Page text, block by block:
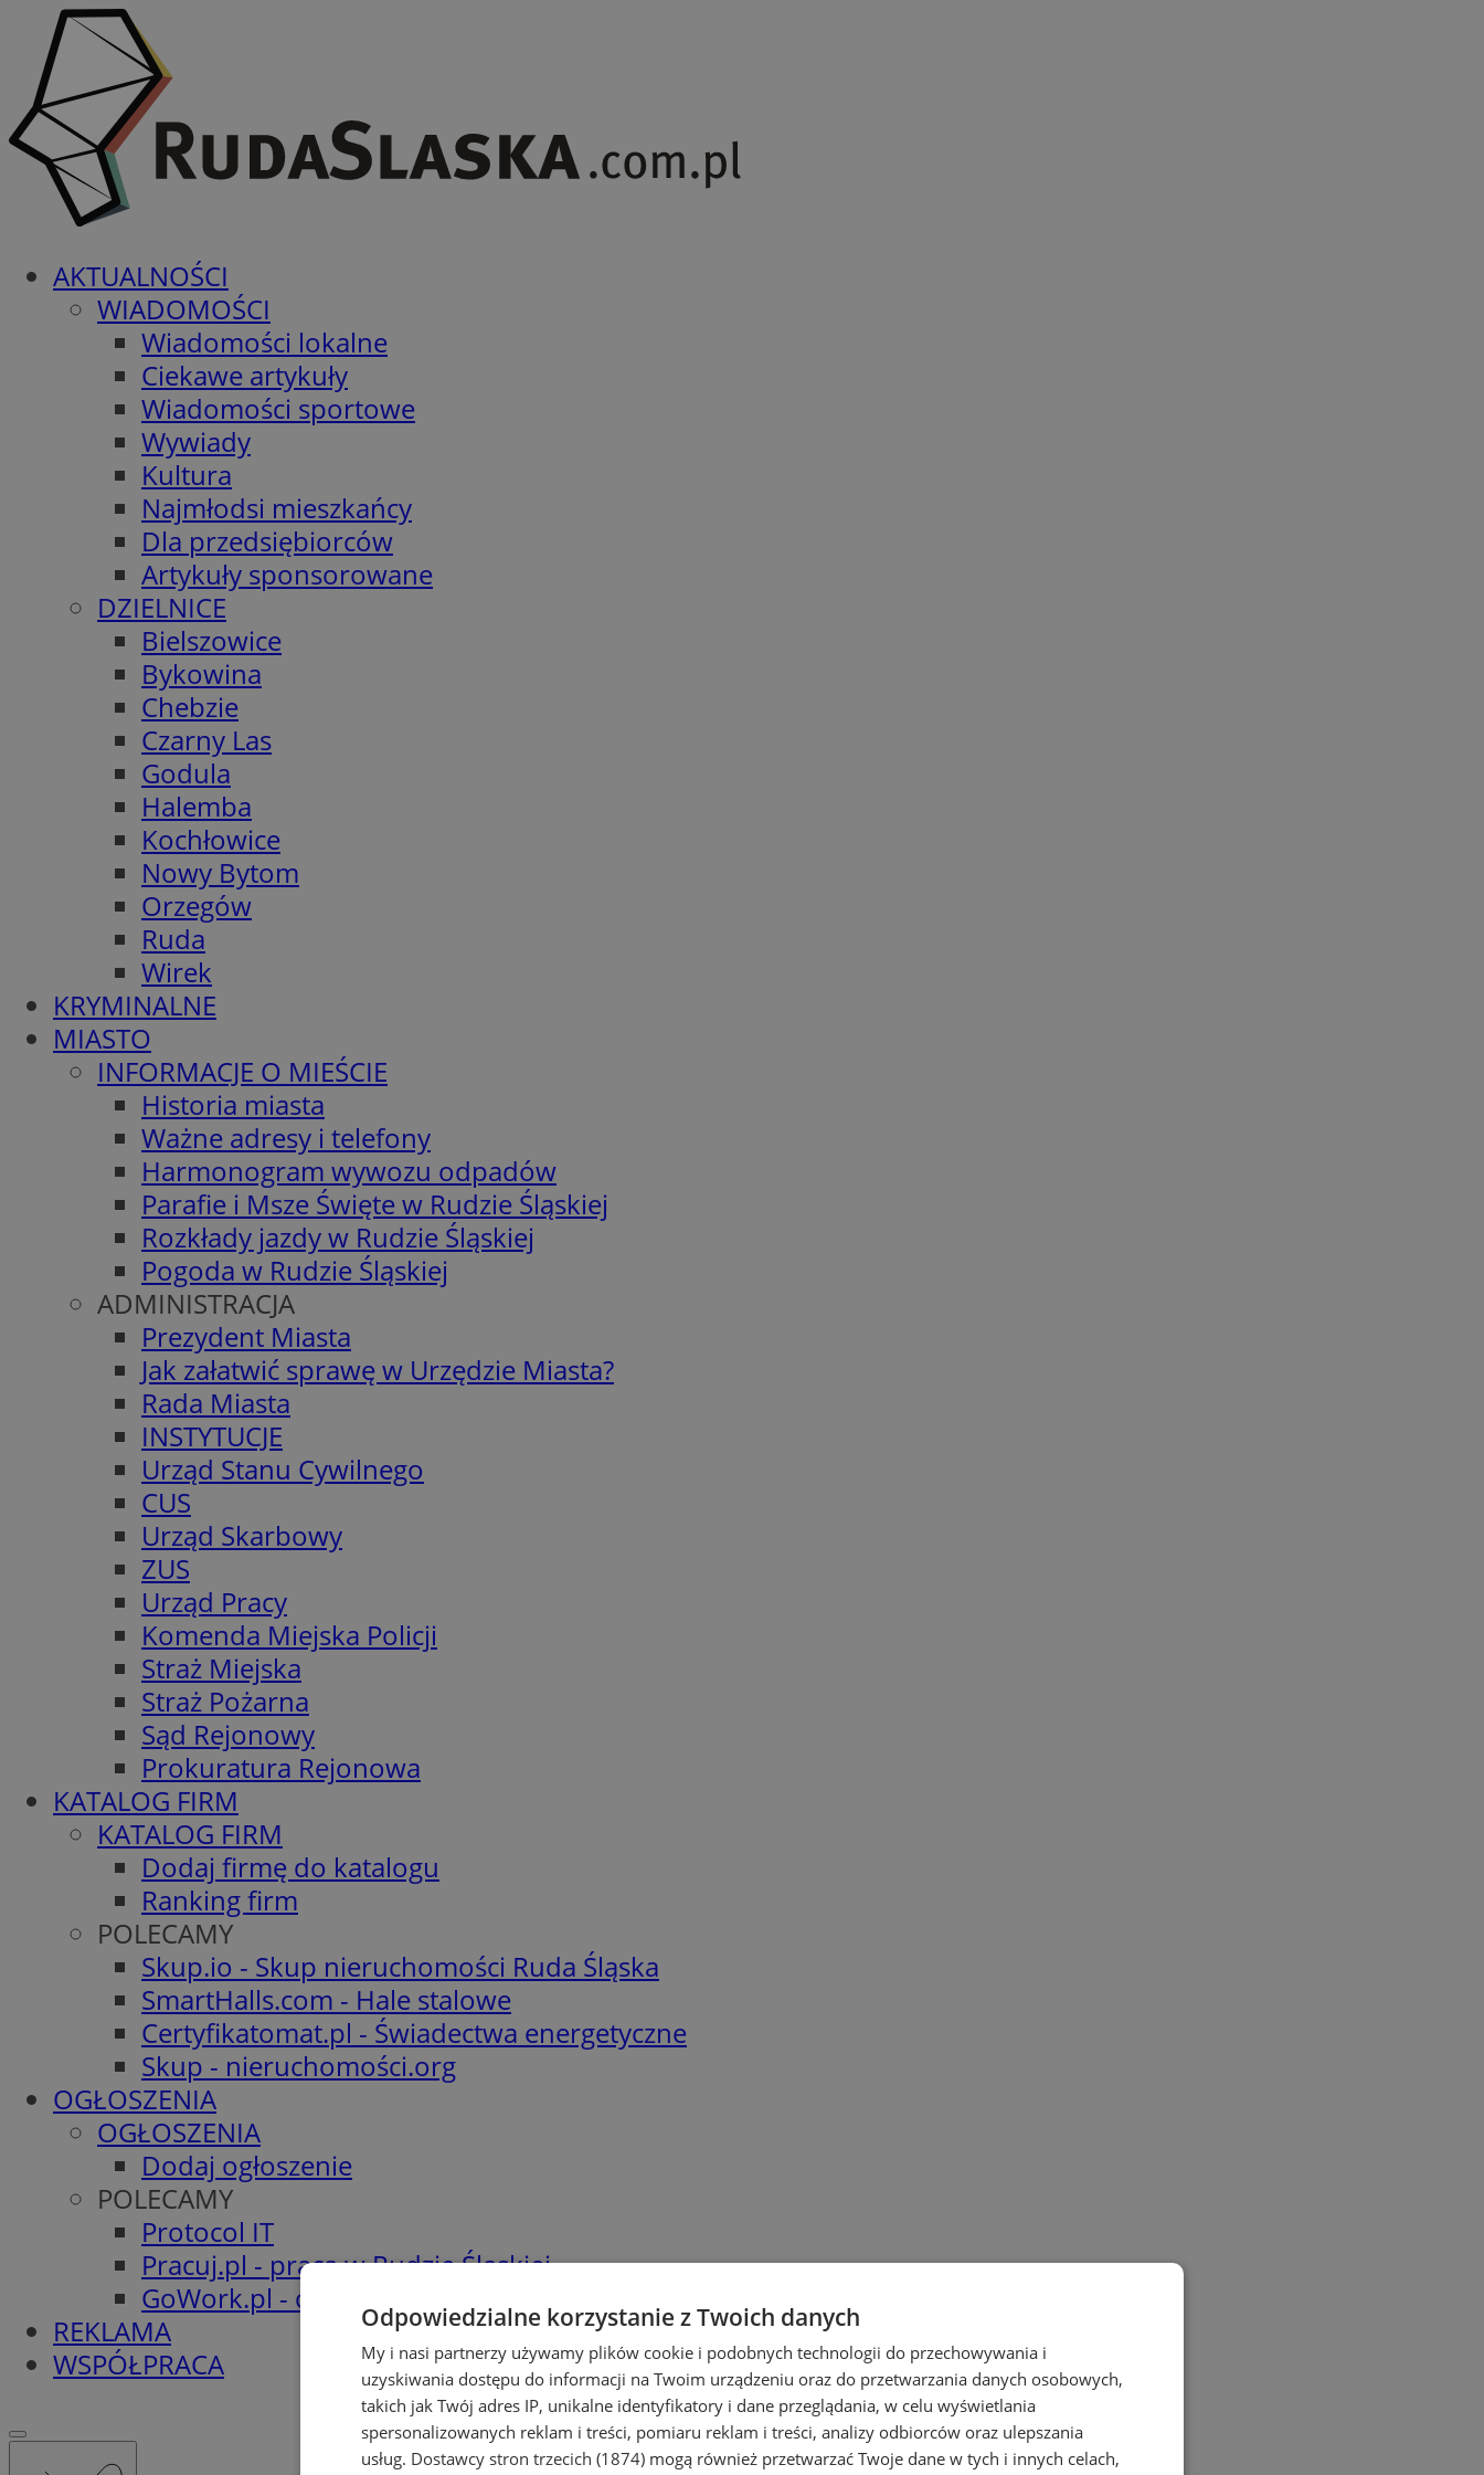
AKTUALNOŚCI
WIADOMOŚCI
Wiadomości lokalne
Ciekawe artykuły
Wiadomości sportowe
Wywiady
Kultura
Najmłodsi mieszkańcy
Dla przedsiębiorców
Artykuły sponsorowane
DZIELNICE
Bielszowice
Bykowina
Chebzie
Czarny Las
Godula
Halemba
Kochłowice
Nowy Bytom
Orzegów
Ruda
Wirek
KRYMINALNE
MIASTO
INFORMACJE O MIEŚCIE
Historia miasta
Ważne adresy i telefony
Harmonogram wywozu odpadów
Parafie i Msze Święte w Rudzie Śląskiej
Rozkłady jazdy w Rudzie Śląskiej
Pogoda w Rudzie Śląskiej
ADMINISTRACJA
Prezydent Miasta
Jak załatwić sprawę w Urzędzie Miasta?
Rada Miasta
INSTYTUCJE
Urząd Stanu Cywilnego
CUS
Urząd Skarbowy
ZUS
Urząd Pracy
Komenda Miejska Policji
Straż Miejska
Straż Pożarna
Sąd Rejonowy
Prokuratura Rejonowa
KATALOG FIRM
KATALOG FIRM
Dodaj firmę do katalogu
Ranking firm
POLECAMY
Skup.io - Skup nieruchomości Ruda Śląska
SmartHalls.com - Hale stalowe
Certyfikatomat.pl - Świadectwa energetyczne
Skup - nieruchomości.org
OGŁOSZENIA
OGŁOSZENIA
Dodaj ogłoszenie
POLECAMY
Protocol IT
Pracuj.pl - praca w Rudzie Śląskiej
GoWork.pl - oferty pracy
REKLAMA
WSPÓŁPRACA
Odpowiedzialne korzystanie z Twoich danych
My i nasi partnerzy używamy plików cookie i podobnych technologii do przechowywania i
uzyskiwania dostępu do informacji na Twoim urządzeniu oraz do przetwarzania danych osobowych,
takich jak Twój adres IP, unikalne identyfikatory i dane przeglądania, w celu wyświetlania
spersonalizowanych reklam i treści, pomiaru reklam i treści, analizy odbiorców oraz ulepszania
usług. Dostawcy stron trzecich (1874) mogą również przetwarzać Twoje dane w tych i innych celach,